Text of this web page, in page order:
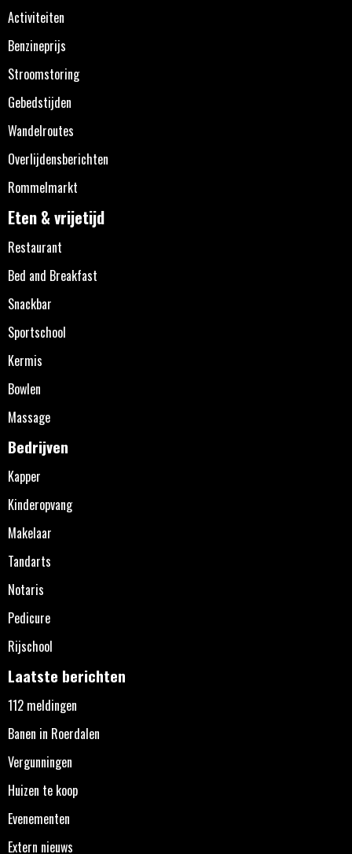
Activiteiten
Benzineprijs
Stroomstoring
Gebedstijden
Wandelroutes
Overlijdensberichten
Rommelmarkt
Eten & vrijetijd
Restaurant
Bed and Breakfast
Snackbar
Sportschool
Kermis
Bowlen
Massage
Bedrijven
Kapper
Kinderopvang
Makelaar
Tandarts
Notaris
Pedicure
Rijschool
Laatste berichten
112 meldingen
Banen in Roerdalen
Vergunningen
Huizen te koop
Evenementen
Extern nieuws